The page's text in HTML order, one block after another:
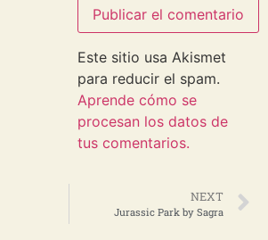
Este sitio usa Akismet
para reducir el spam.
Aprende cómo se
procesan los datos de
tus comentarios.
NEXT
Jurassic Park by Sagra